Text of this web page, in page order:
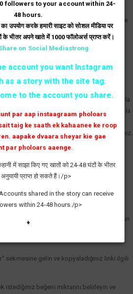
beğenilen bir gönderi, kullanıcılar üzerinde
İnsanlar, beğenisi yüksek olan içerikleri
için yüksek beğeni sayıları, potansiyel
edilen bir marka olduğunu kanıtlar.
olan hesap güvenliği, profesyonel araçlarla
Instagram beğeni hilesi servisi sizden asla
linkini (bağlantısını) kullanarak,
atmadan etkileşim sayılarınızı artırabilirsiniz.
olarak işaretlenmesini önler ve doğal bir
için şu basit adımları izleyebilirsiniz:
saatlik yenilenen kredilerinizi aktif edin.
göndermek istediğiniz fotoğraf veya videonun
"Bağlantıyı Kopyala" seçeneğini
sekmesine gelin ve kopyaladığınız linki ilgili
istediğiniz beğeni miktarını belirleyin ve
followers to your account within 24-
48 hours.
का उपयोग करके हमारी साइट को सोशल मीडिया पर
भीतर अपने खाते में 1000 फॉलोअर्स प्राप्त करें।
on Social Mediastrong
account you want Instagram
as a story with the site tag.
to the account you share.
par aap instaagraam pholoars
taig ke saath ek kahaanee ke roop
aapake dvaara sheyar kie gae
par pholoars aaenge.
में साझा किए गए खातों को 24-48 घंटों के भीतर
प्राप्त हो सकते हैं।/p>
shared in the story can receive
within 24-48 hours./p>
♦